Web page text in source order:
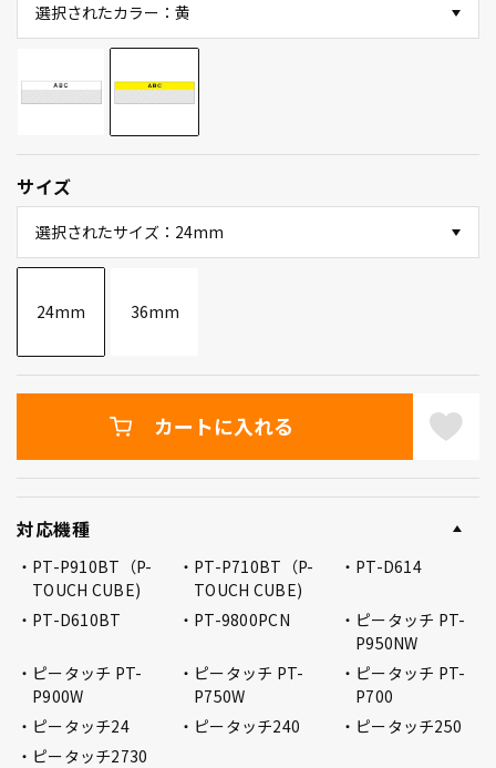
選択されたカラー：黄
サイズ
選択されたサイズ：24mm
24mm 36mm
カートに入れる
対応機種
PT-P910BT（P-
TOUCH CUBE)
PT-P710BT（P-
TOUCH CUBE)
PT-D614
PT-D610BT PT-9800PCN
ピータッチ PT-
P950NW
ピータッチ PT-
P900W
ピータッチ PT-
P750W
ピータッチ PT-
P700
ピータッチ24
ピータッチ240
ピータッチ250
ピータッチ2730